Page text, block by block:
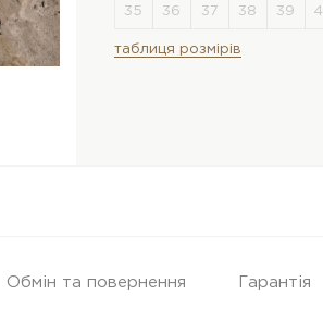
таблиця розмірів
Обмін та повернення Гарантія